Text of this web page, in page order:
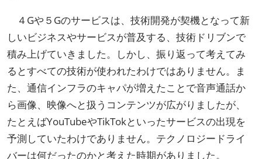
４Gや５Gのサービスは、技術開発が契機となって新
しいビジネスやサービスが普及する、技術ドリブンで
積み上げていきました。しかし、振り返って考えてみ
るとすべての技術が使われたわけではありません。ま
た、通信インフラのキャパが増えたことで音声通話か
ら画像、映像へと扱うコンテンツが広がりましたが、
たとえばYouTubeやTikTokといったサービスの出現を
予測していたわけでありません。テクノロジードライ
バーは何だったのかと考えた時期がありました。